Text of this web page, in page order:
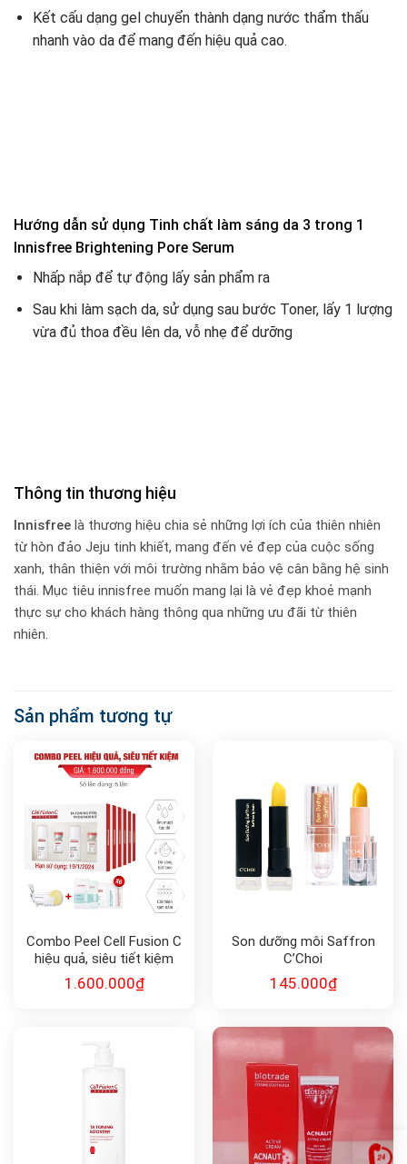
Kết cấu dạng gel chuyển thành dạng nước thẩm thấu
nhanh vào da để mang đến hiệu quả cao.
Hướng dẫn sử dụng Tinh chất làm sáng da 3 trong 1
Innisfree Brightening Pore Serum
Nhấp nắp để tự động lấy sản phẩm ra
Sau khi làm sạch da, sử dụng sau bước Toner, lấy 1 lượng
vừa đủ thoa đều lên da, vỗ nhẹ để dưỡng
Thông tin thương hiệu
Innisfree là thương hiệu chia sẻ những lợi ích của thiên nhiên
từ hòn đảo Jeju tinh khiết, mang đến vẻ đẹp của cuộc sống
xanh, thân thiện với môi trường nhằm bảo vệ cân bằng hệ sinh
thái. Mục tiêu innisfree muốn mang lại là vẻ đẹp khoẻ mạnh
thực sự cho khách hàng thông qua những ưu đãi từ thiên
nhiên.
Sản phẩm tương tự
Combo Peel Cell Fusion C
hiệu quả, siêu tiết kiệm
1.600.000₫
Son dưỡng môi Saffron
C’Choi
145.000₫